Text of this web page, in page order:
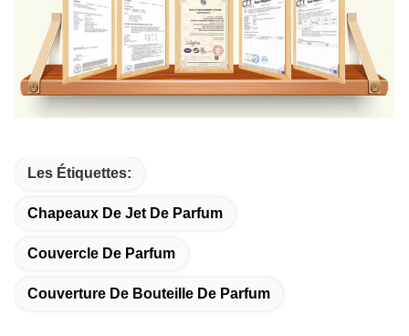
Les Étiquettes:
Chapeaux De Jet De Parfum
Couvercle De Parfum
Couverture De Bouteille De Parfum